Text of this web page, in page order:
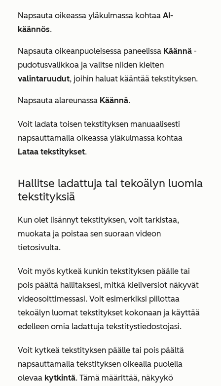
Napsauta oikeassa yläkulmassa kohtaa AI-
käännös.
Napsauta oikeanpuoleisessa paneelissa Käännä -
pudotusvalikkoa ja valitse niiden kielten
valintaruudut, joihin haluat kääntää tekstityksen.
Napsauta alareunassa Käännä.
Voit ladata toisen tekstityksen manuaalisesti
napsauttamalla oikeassa yläkulmassa kohtaa
Lataa tekstitykset.
Hallitse ladattuja tai tekoälyn luomia
tekstityksiä
Kun olet lisännyt tekstityksen, voit tarkistaa,
muokata ja poistaa sen suoraan videon
tietosivulta.
Voit myös kytkeä kunkin tekstityksen päälle tai
pois päältä hallitaksesi, mitkä kieliversiot näkyvät
videosoittimessasi. Voit esimerkiksi piilottaa
tekoälyn luomat tekstitykset kokonaan ja käyttää
edelleen omia ladattuja tekstitystiedostojasi.
Voit kytkeä tekstityksen päälle tai pois päältä
napsauttamalla tekstityksen oikealla puolella
olevaa kytkintä. Tämä määrittää, näkyykö